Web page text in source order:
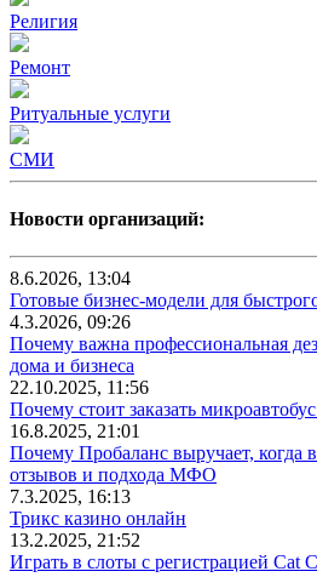
Религия
Ремонт
Ритуальные услуги
СМИ
Новости организаций:
8.6.2026, 13:04
Готовые бизнес-модели для
4.3.2026, 09:26
Почему важна профессиональная
дома и бизнеса
22.10.2025, 11:56
Почему стоит заказать
16.8.2025, 21:01
Почему Пробаланс выручает, когда
отзывов и подхода МФО
7.3.2025, 16:13
Трикс казино онлайн
13.2.2025, 21:52
Играть в слоты с регистрацией Cat